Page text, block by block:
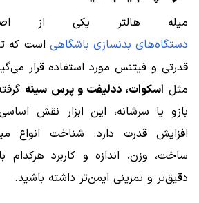
میله هالتر یکی از
دستگاه‌های بدنسازی باشگاهی است که
قدرتی و فیتنس مورد استفاده قرار
مثل اسکوات، ددلیفت و پرس سینه
بازو یا سرشانه، این ابزار نقش
افزایش قدرت دارد. شناخت انواع
ساخت، وزن، اندازه و کاربرد
دقیق‌تر و تمرینی ایمن‌تر داشته باشید.